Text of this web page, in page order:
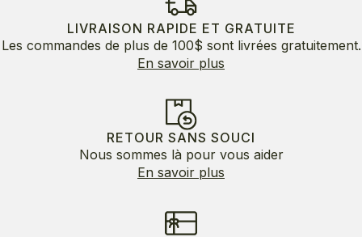
LIVRAISON RAPIDE ET GRATUITE
Les commandes de plus de 100$ sont livrées gratuitement.
En savoir plus
RETOUR SANS SOUCI
Nous sommes là pour vous aider
En savoir plus